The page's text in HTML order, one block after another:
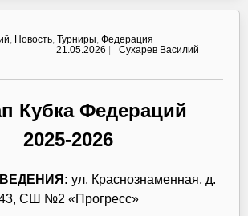
, Новость, Турниры, Федерация
21.05.2026 | Сухарев Василий
Кубка Федераций
2025-2026
ул. Краснознаменная, д.
СШ №2 «Прогресс»